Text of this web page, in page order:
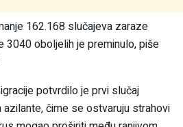
162.168 slučajeva zaraze
3040 oboljelih je preminulo, piše
potvrdilo je prvi slučaj
čime se ostvaruju strahovi